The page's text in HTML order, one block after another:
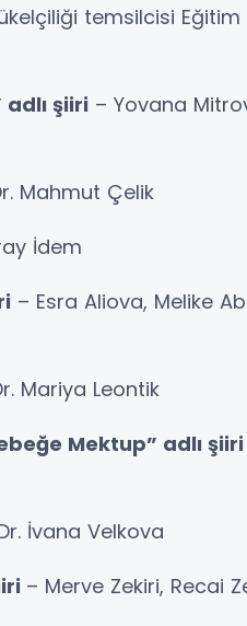
temsilcisi Eğitim
adlı şiiri – Yovana
Mahmut Çelik
İdem
– Esra Aliova, Melike
Mariya Leontik
Mektup” adlı şiiri
İvana Velkova
– Merve Zekiri, Recai